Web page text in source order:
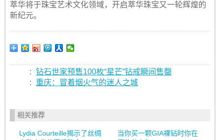
萃华将于珠宝艺术文化领域，开启萃华珠宝又一轮辉煌的
新纪元。
: 钻石世家预售100枚“星芒”钻戒瞬间售罄
:
重庆：冒着烟火气的迷人之城
相关推荐
Lydia Courteille揭示了丝绸
当你买一颗GIA裸钻时你在